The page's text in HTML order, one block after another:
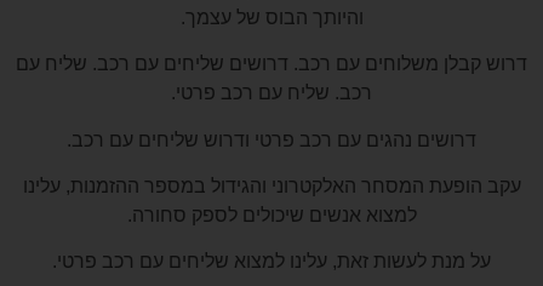
והיותך הבוס של עצמך.
דרוש קבלן משלוחים עם רכב. דרושים שליחים עם רכב. שליח עם
רכב. שליח עם רכב פרטי.
דרושים נהגים עם רכב פרטי ודרוש שליחים עם רכב.
עקב הופעת המסחר האלקטרוני והגידול במספר ההזמנות, עלינו
למצוא אנשים שיכולים לספק סחורה.
על מנת לעשות זאת, עלינו למצוא שליחים עם רכב פרטי.